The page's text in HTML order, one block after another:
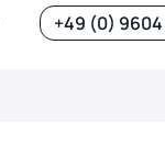
+49 (0)